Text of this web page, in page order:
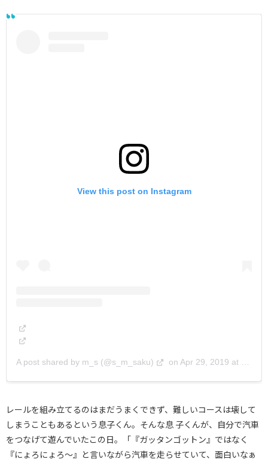
View this post on Instagram
A post shared by m_s (@s_m_saku) on Apr 29, 2019 at 4:54pm PDT
レールを組み立てるのはまだうまくできず、難しいコースは壊して
しまうこともあるという息子くん。そんな息 子くんが、自分で汽車
をつなげて遊んでいたこの日。「『ガッタンゴットン』ではなく
『にょろにょろ～』と言いながら汽車を走らせていて、面白いなぁ